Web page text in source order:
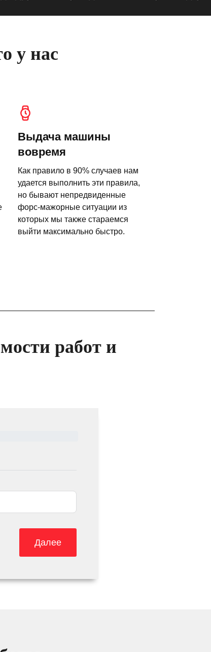
у нас
Выдача машины
вовремя
Как правило в 90% случаев нам
удается выполнить эти правила,
но бывают непредвиденные
форс-мажорные ситуации из
которых мы также стараемся
выйти максимально быстро.
работ и
Далее